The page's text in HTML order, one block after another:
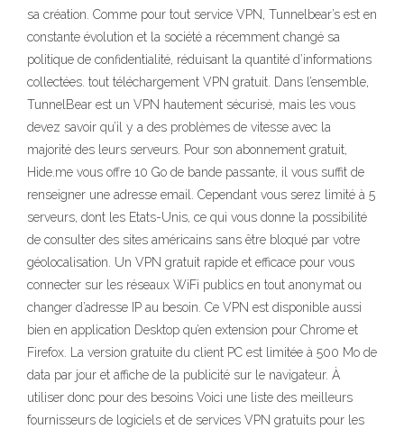
sa création. Comme pour tout service VPN, Tunnelbear’s est en
constante évolution et la société a récemment changé sa
politique de confidentialité, réduisant la quantité d’informations
collectées. tout téléchargement VPN gratuit. Dans l’ensemble,
TunnelBear est un VPN hautement sécurisé, mais les vous
devez savoir qu’il y a des problèmes de vitesse avec la
majorité des leurs serveurs. Pour son abonnement gratuit,
Hide.me vous offre 10 Go de bande passante, il vous suffit de
renseigner une adresse email. Cependant vous serez limité à 5
serveurs, dont les Etats-Unis, ce qui vous donne la possibilité
de consulter des sites américains sans être bloqué par votre
géolocalisation. Un VPN gratuit rapide et efficace pour vous
connecter sur les réseaux WiFi publics en tout anonymat ou
changer d’adresse IP au besoin. Ce VPN est disponible aussi
bien en application Desktop qu’en extension pour Chrome et
Firefox. La version gratuite du client PC est limitée à 500 Mo de
data par jour et affiche de la publicité sur le navigateur. À
utiliser donc pour des besoins Voici une liste des meilleurs
fournisseurs de logiciels et de services VPN gratuits pour les